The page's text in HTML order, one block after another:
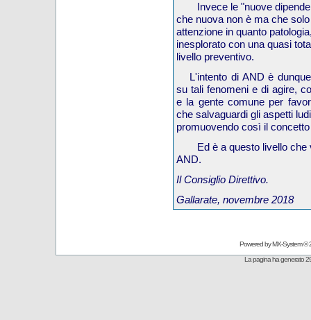
Invece le "nuove
che nuova non è ma che
attenzione in quanto
inesplorato con una quasi
livello preventivo.
L'intento di AND è
su tali fenomeni e di agire,
e la gente comune per
che salvaguardi gli aspetti
promuovendo così il
Ed è a questo livello
AND.
Il Consiglio Direttivo.
Gallarate, novembre 2018
Powered byMX-System©
La pagina ha generato